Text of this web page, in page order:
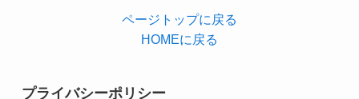
ページトップに戻る
HOMEに戻る
プライバシーポリシー